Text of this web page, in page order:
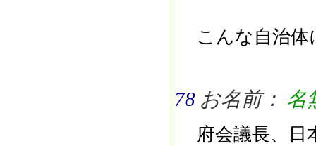
こんな自治
78 お名前： 名
府会議長、日